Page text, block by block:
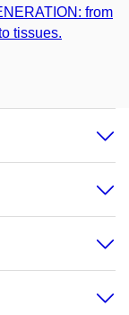
from
tissues.